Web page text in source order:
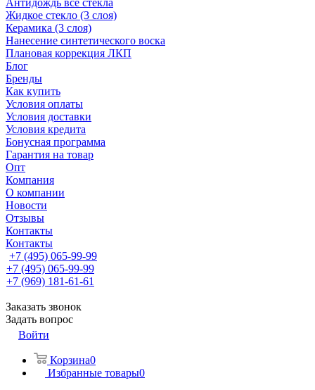
Антидождь все стекла
Жидкое стекло (3 слоя)
Керамика (3 слоя)
Нанесение синтетического воска
Плановая коррекция ЛКП
Блог
Бренды
Как купить
Условия оплаты
Условия доставки
Условия кредита
Бонусная программа
Гарантия на товар
Опт
Компания
О компании
Новости
Отзывы
Контакты
Контакты
+7 (495) 065-99-99
+7 (495) 065-99-99
+7 (969) 181-61-61
Заказать звонок
Задать вопрос
Войти
Корзина0
Избранные товары0